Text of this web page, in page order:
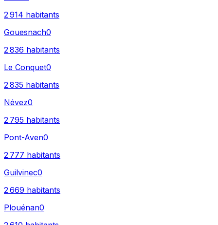
2 914 habitants
Gouesnach0
2 836 habitants
Le Conquet0
2 835 habitants
Névez0
2 795 habitants
Pont-Aven0
2 777 habitants
Guilvinec0
2 669 habitants
Plouénan0